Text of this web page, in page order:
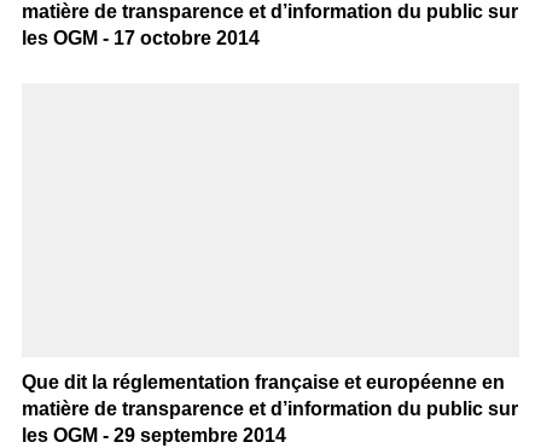
matière de transparence et d’information du public sur
les OGM - 17 octobre 2014
Que dit la réglementation française et européenne en
matière de transparence et d’information du public sur
les OGM - 29 septembre 2014